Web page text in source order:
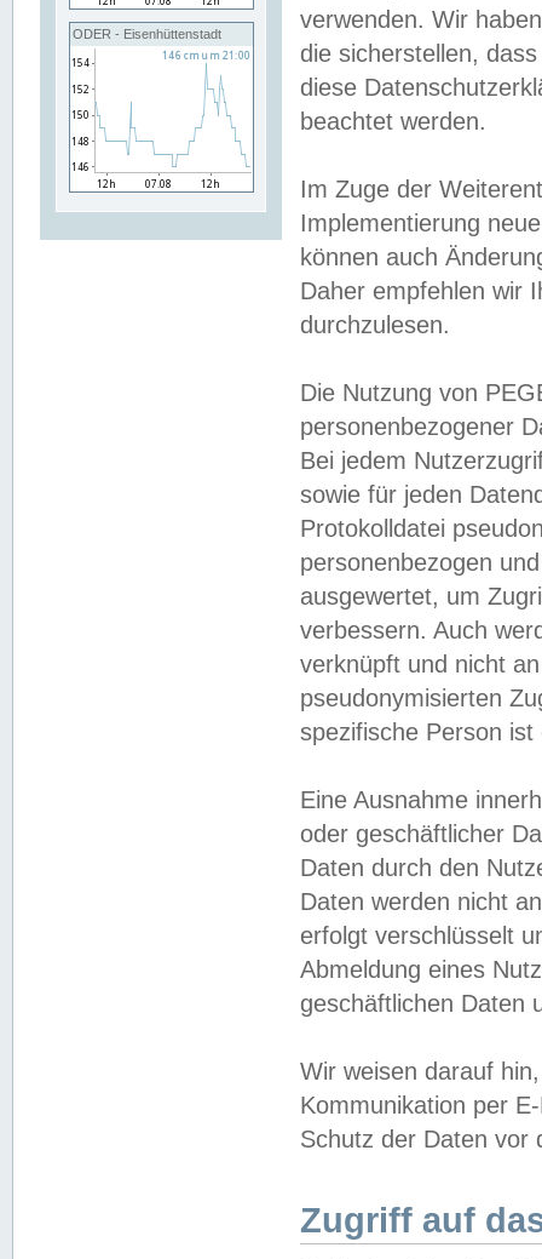
ODER - Eisenhüttenstadt
verwenden. Wir
die sicherstellen,
diese
beachtet werden.
Im Zuge der
Implementierung
können auch
Daher empfehlen wir
durchzulesen.
Die Nutzung von
personenbezogener
Bei jedem
sowie für jeden
Protokolldatei
personenbezogen
ausgewertet, um
verbessern. Auch
verknüpft und nicht
pseudonymisierten
spezifische Person
Eine Ausnahme
oder geschäftlicher
Daten durch den
Daten werden nicht
erfolgt verschlüsselt
Abmeldung eines
geschäftlichen Daten
Wir weisen darauf
Kommunikation per
Schutz der Daten vor
Zugriff auf